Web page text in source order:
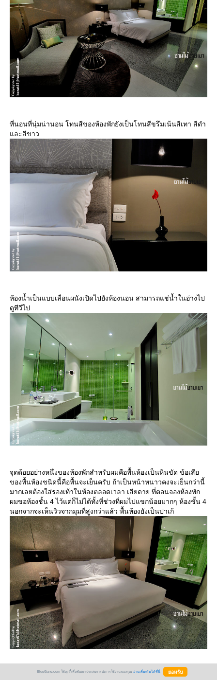
ที่นอนที่นุ่มน่านอน โทนสีของห้องพักยังเป็นโทนสีขรึมเน้นสีเทา สีดำ
ละสีขาว
ห้องน้ำเป็นแบบเลื่อนผนังเปิดไปยังห้องนอน สามารถแช่น้ำในอ่างไป
ดูทีวีไป
จุดด้อยอย่างหนึ่งของห้องพักสำหรับผมคือพื้นห้องเป็นหินขัด ข้อเสี
ของพื้นห้องชนิดนี้คือพื้นจะเย็นครับ ถ้าเป็นหน้าหนาวคงจะเย็นกว่านี้
มากเลยต้องใส่รองเท้าในห้องตลอดเวลา เสียดาย ที่ตอนจองห้องพัก
ผมขอห้องชั้น 4 ไว้แต่ก็ไม่ได้ทั้งที่ช่วงที่ผมไปแขกน้อยมากๆ ห้องชั้น 4
นอกจากจะเห็นวิวจากมุมที่สูงกว่าแล้ว พื้นห้องยังเป็นปาเก้
อย่างไรก็ตาม ผมชอบทำเลห้องที่ผมพักซึ่งอยู่ริมตึก (ห้อง 4304) วิว
BlogGang.com ใช้คุกกี้เพื่อพัฒนาประสบการณ์การใช้งานของคุณ อ่านเพิ่มเติมได้ที่นี่